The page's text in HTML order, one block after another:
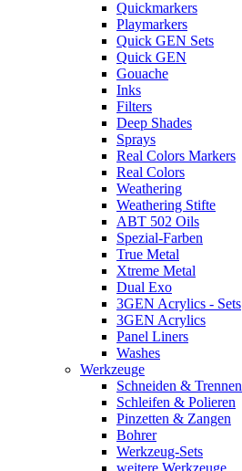
Quickmarkers
Playmarkers
Quick GEN Sets
Quick GEN
Gouache
Inks
Filters
Deep Shades
Sprays
Real Colors Markers
Real Colors
Weathering
Weathering Stifte
ABT 502 Oils
Spezial-Farben
True Metal
Xtreme Metal
Dual Exo
3GEN Acrylics - Sets
3GEN Acrylics
Panel Liners
Washes
Werkzeuge
Schneiden & Trennen
Schleifen & Polieren
Pinzetten & Zangen
Bohrer
Werkzeug-Sets
weitere Werkzeuge